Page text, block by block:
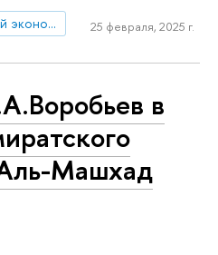
Институт мировой военной экономики и стратегии
25 февраля, 2025 г.
в
Машхад